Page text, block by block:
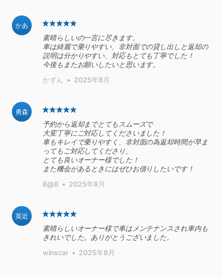
かあ
素晴らしいの一言に尽きます。
車は綺麗で乗りやすい、非対面での貸し出しと返却の
説明は分かりやすい、対応もとても丁寧でした！
今後もまたお願いしたいと思います。
かずん • 2025年8月
勇森
予約から返却までとてもスムーズで
大変丁寧にご対応してくださいました！
車もキレイで乗りやすく、非対面の為返却時間が早ま
ってもご対応してくださり、
とても良いオーナー様でした！
また機会があるときにはぜひお借りしたいです！
8@8 • 2025年8月
英近
素晴らしいオーナー様で車はメンテナンスされ車内も
きれいでした。ありがとうございました。
winscar • 2025年8月